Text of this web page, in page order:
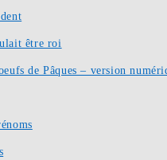
être roi
de Pâques – version